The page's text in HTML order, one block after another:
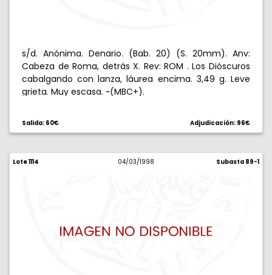
s/d. Anónima. Denario. (Bab. 20) (S. 20mm). Anv:
Cabeza de Roma, detrás X. Rev: ROM . Los Dióscuros
cabalgando con lanza, láurea encima. 3,49 g. Leve
grieta. Muy escasa. ~(MBC+).
Salida: 60€ Adjudicación: 96€
Lote 1114 04/03/1998 Subasta 89-1